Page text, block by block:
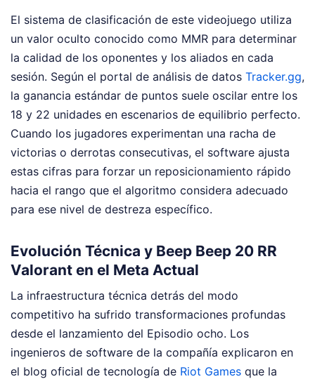
El sistema de clasificación de este videojuego utiliza
un valor oculto conocido como MMR para determinar
la calidad de los oponentes y los aliados en cada
sesión. Según el portal de análisis de datos Tracker.gg,
la ganancia estándar de puntos suele oscilar entre los
18 y 22 unidades en escenarios de equilibrio perfecto.
Cuando los jugadores experimentan una racha de
victorias o derrotas consecutivas, el software ajusta
estas cifras para forzar un reposicionamiento rápido
hacia el rango que el algoritmo considera adecuado
para ese nivel de destreza específico.
Evolución Técnica y Beep Beep 20 RR
Valorant en el Meta Actual
La infraestructura técnica detrás del modo
competitivo ha sufrido transformaciones profundas
desde el lanzamiento del Episodio ocho. Los
ingenieros de software de la compañía explicaron en
el blog oficial de tecnología de Riot Games que la